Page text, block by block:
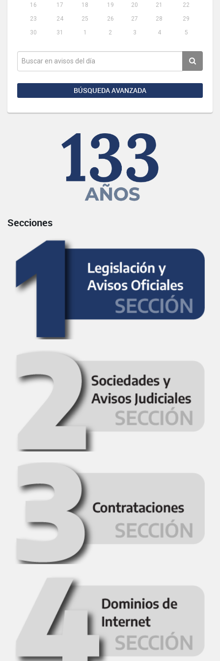
16
17 18 19 20 21
22
23
24 25 26 27 28
29
30
31 1 2 3 4 5
BÚSQUEDA AVANZADA
Secciones